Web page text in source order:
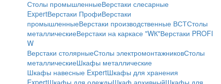
Столы промышленныеВерстаки слесарные
ExpertВерстаки ПрофиВерстаки
промышленныеВерстаки производственные ВСТСтолы
металлическиеВерстаки на каркасе "WК"Верстаки PROFI
W
Верстаки столярныеСтолы электромонтажниковСтолы
металлическиеШкафы металлические
Шкафы навесные ExpertШкафы для хранения
ExpertШкафы для одеждыШкаф архивныйШкафы для